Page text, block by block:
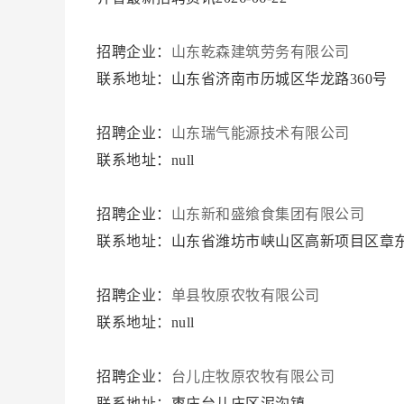
招聘企业： 山东乾森建筑劳务有限公司
联系地址：山东省济南市历城区华龙路360号
招聘企业： 山东瑞气能源技术有限公司
联系地址：null
招聘企业： 山东新和盛飨食集团有限公司
联系地址：山东省潍坊市峡山区高新项目区章
招聘企业： 单县牧原农牧有限公司
联系地址：null
招聘企业： 台儿庄牧原农牧有限公司